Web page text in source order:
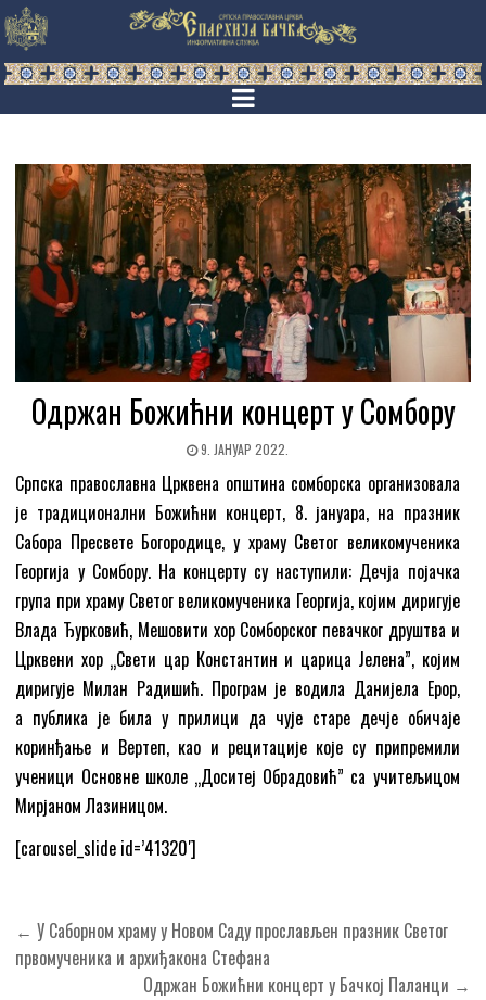
Одржан Божићни концерт у Сомбору
9. ЈАНУАР 2022.
Српска православна Црквена општина сомборска организовала
је традиционални Божићни концерт, 8. јануара, на празник
Саборa Пресвете Богородице, у храму Светог великомученика
Георгија у Сомбору. На концерту су наступили: Дечја појачка
група при храму Светог великомученика Георгија, којим диригује
Влада Ђурковић, Мешовити хор Сомборског певачког друштва и
Црквени хор „Свети цар Константин и царица Јелена”, којим
диригује Милан Радишић. Програм је водила Данијела Ерор,
а публика је била у прилици да чује старе дечје обичаје
коринђање и Вертеп, као и рецитације које су припремили
ученици Основне школе „Доситеј Обрадовић” са учитељицом
Мирјаном Лазиницом.
[carousel_slide id=’41320′]
Кретање
чланка
← У Саборном храму у Новом Саду прослављен празник Светог
првомученика и архиђакона Стефана
Одржан Божићни концерт у Бачкој Паланци →